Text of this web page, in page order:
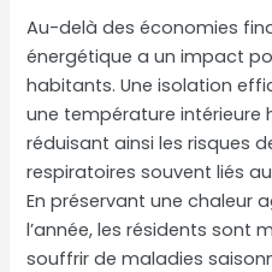
Au-delà des économies
énergétique a un impact
habitants. Une isolation
une température
réduisant ainsi les risques
respiratoires souvent liés
En préservant une chaleur
l’année, les résidents sont
souffrir de maladies